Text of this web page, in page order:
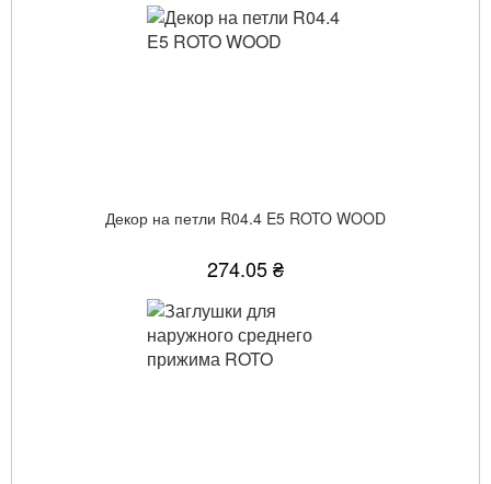
Декор на петли R04.4 E5 ROTO WOOD
274.05 ₴